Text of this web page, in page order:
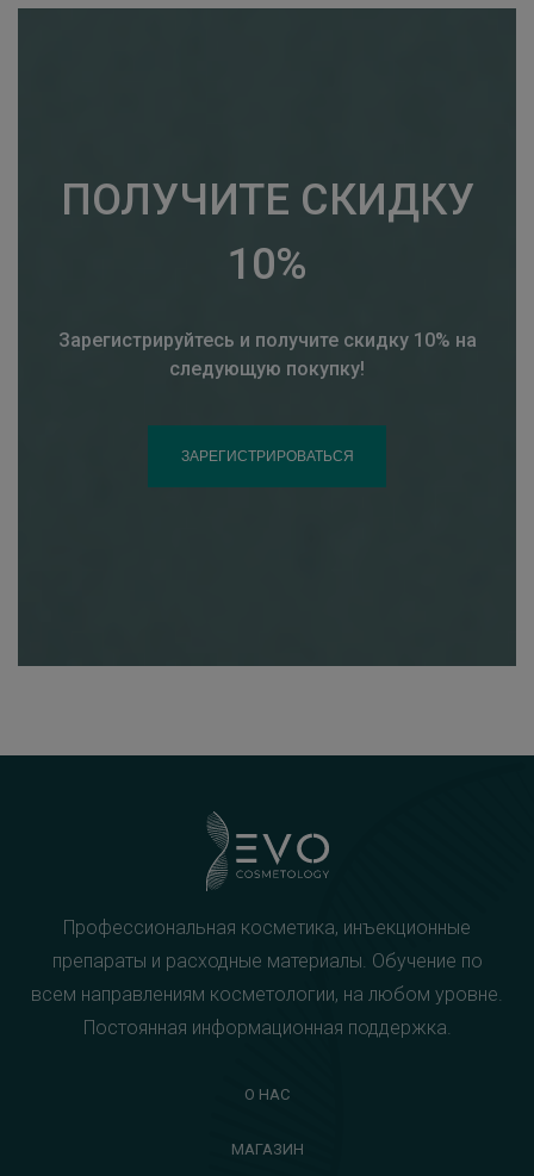
ПОЛУЧИТЕ СКИДКУ
10%
Зарегистрируйтесь и получите скидку 10% на
следующую покупку!
ЗАРЕГИСТРИРОВАТЬСЯ
Профессиональная косметика, инъекционные
препараты и расходные материалы. Обучение по
всем направлениям косметологии, на любом уровне.
Постоянная информационная поддержка.
О НАС
МАГАЗИН